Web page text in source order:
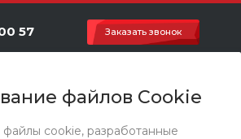
файлов Cookie
cookie, разработанные
57 Заказать звонок
3 стр.2